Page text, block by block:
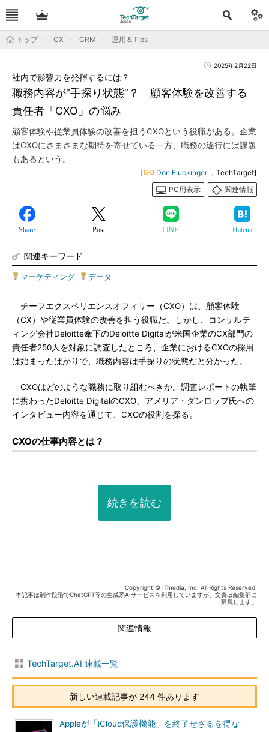
トップ CX CRM 運用＆Tips
2025年2月22日
職務内容が“手探り状態”？ 顧客体験を改善する
責任者「CXO」の悩み
社内で影響力を発揮するには？
顧客体験や従業員体験の改善を担うCXOという役職がある。企業
はCXOにさまざまな期待を寄せている一方、職務の遂行には課題
もあるという。
[ Don Fluckinger ，TechTarget]
PC用表示
関連情報
Share Post LINE Hatena
関連キーワード
マーケティング データ
チーフエクスペリエンスオフィサー（CXO）は、顧客体験
（CX）や従業員体験の改善を担う役職だ。しかし、コンサルテ
ィング会社Deloitte傘下のDeloitte Digitalが米国企業のCX部門の
責任者250人を対象に調査したところ、企業におけるCXOの採用
は始まったばかりで、職務内容は手探りの状態だと分かった。
CXOはどのような職務に取り組むべきか。調査レポートの執筆
に携わったDeloitte DigitalのCXO、アメリア・ダンロップ氏への
インタビュー内容を通じて、CXOの役割を探る。
CXOの仕事内容とは？
続きを読む
Copyright © ITmedia, Inc. All Rights Reserved.
本記事は制作段階でChatGPT等の生成系AIサービスを利用していますが、文責は編集部に
帰属します。
関連情報
TechTarget.AI 連載一覧
新しい連載記事が 244 件あります
Appleが「iCloud保護機能」を終了せざるを得な